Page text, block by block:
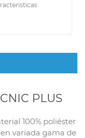
PLUS
100% poliéster
variada gama de